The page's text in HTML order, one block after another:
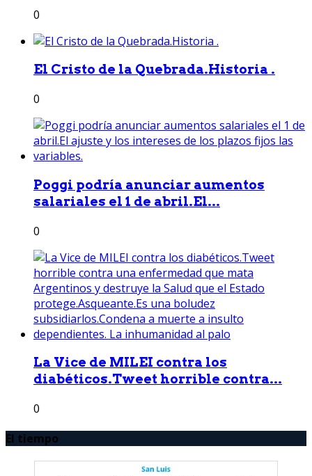
0
El Cristo de la Quebrada.Historia .
0
Poggi podría anunciar aumentos
salariales el 1 de abril.El...
0
La Vice de MILEI contra los
diabéticos.Tweet horrible contra...
0
El tiempo